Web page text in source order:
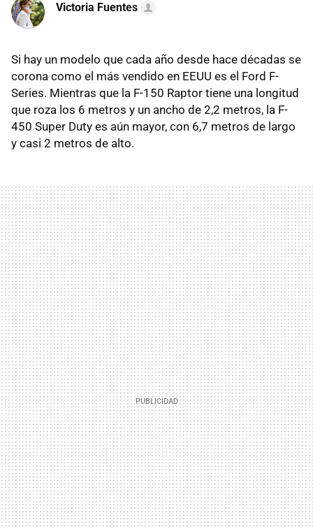
Victoria Fuentes
Si hay un modelo que cada año desde hace décadas se
corona como el más vendido en EEUU es el Ford F-
Series. Mientras que la F-150 Raptor tiene una longitud
que roza los 6 metros y un ancho de 2,2 metros, la F-
450 Super Duty es aún mayor, con 6,7 metros de largo
y casi 2 metros de alto.